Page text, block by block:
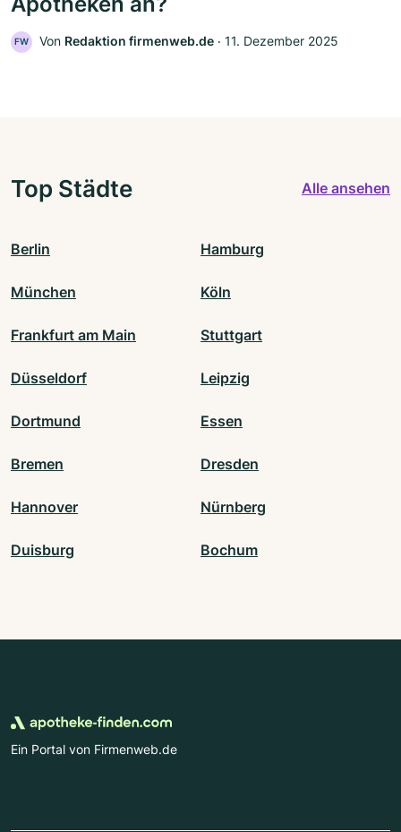
FW Von Redaktion firmenweb.de ‧ 11. Dezember 2025
Top Städte Alle ansehen
Berlin Hamburg
München Köln
Frankfurt am Main Stuttgart
Düsseldorf Leipzig
Dortmund Essen
Bremen Dresden
Hannover Nürnberg
Duisburg Bochum
Ein Portal von Firmenweb.de